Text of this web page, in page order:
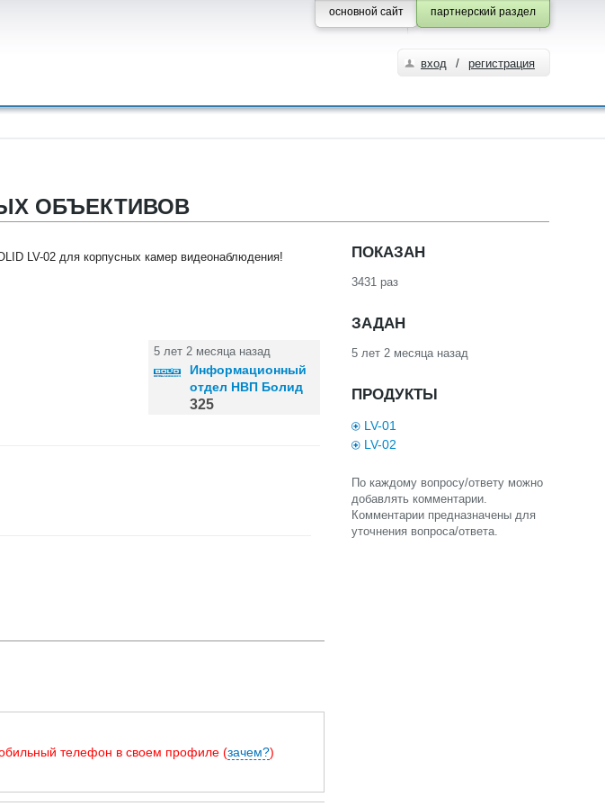
партнерский раздел
основной сайт
вход / регистрация
ОБЪЕКТИВОВ
LV-02 для корпусных камер видеонаблюдения!
5 лет 2 месяца назад
Информационный
отдел НВП Болид
325
телефон в своем профиле (зачем?)
ПОКАЗАН
3431 раз
ЗАДАН
5 лет 2 месяца назад
ПРОДУКТЫ
LV-01
LV-02
По каждому вопросу/ответу можно
добавлять комментарии.
Комментарии предназначены для
уточнения вопроса/ответа.